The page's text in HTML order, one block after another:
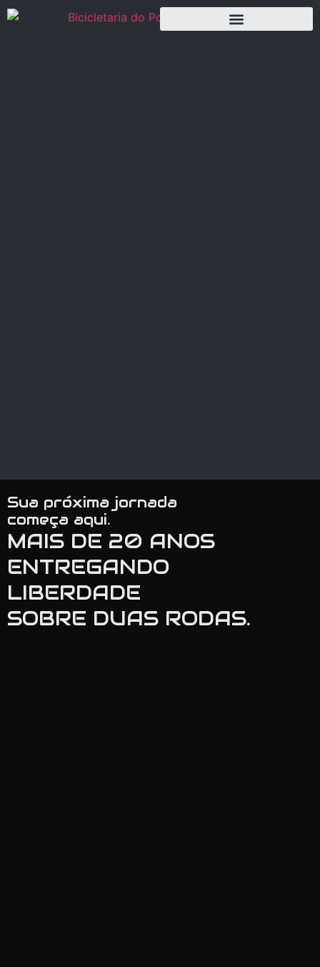
Sua próxima jornada
começa aqui.
MAIS DE 20 ANOS
ENTREGANDO
LIBERDADE
SOBRE DUAS RODAS.